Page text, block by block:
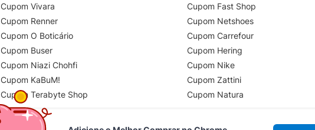
Cupom Vivara
Cupom Renner
Cupom O Boticário
Cupom Buser
Cupom Niazi Chohfi
Cupom KaBuM!
Cupom Terabyte Shop
Cupom Fast Shop
Cupom Netshoes
Cupom Carrefour
Cupom Hering
Cupom Nike
Cupom Zattini
Cupom Natura